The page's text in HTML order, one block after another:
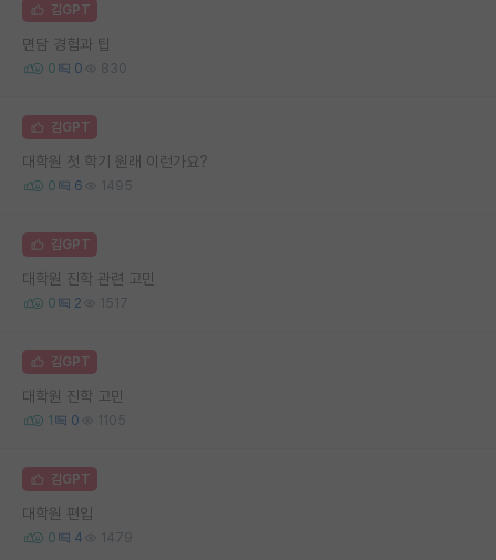
김GPT
면담 경험과 팁
0 0 830
김GPT
대학원 첫 학기 원래 이런가요?
0 6 1495
김GPT
대학원 진학 관련 고민
0 2 1517
김GPT
대학원 진학 고민
1 0 1105
김GPT
대학원 편입
0 4 1479